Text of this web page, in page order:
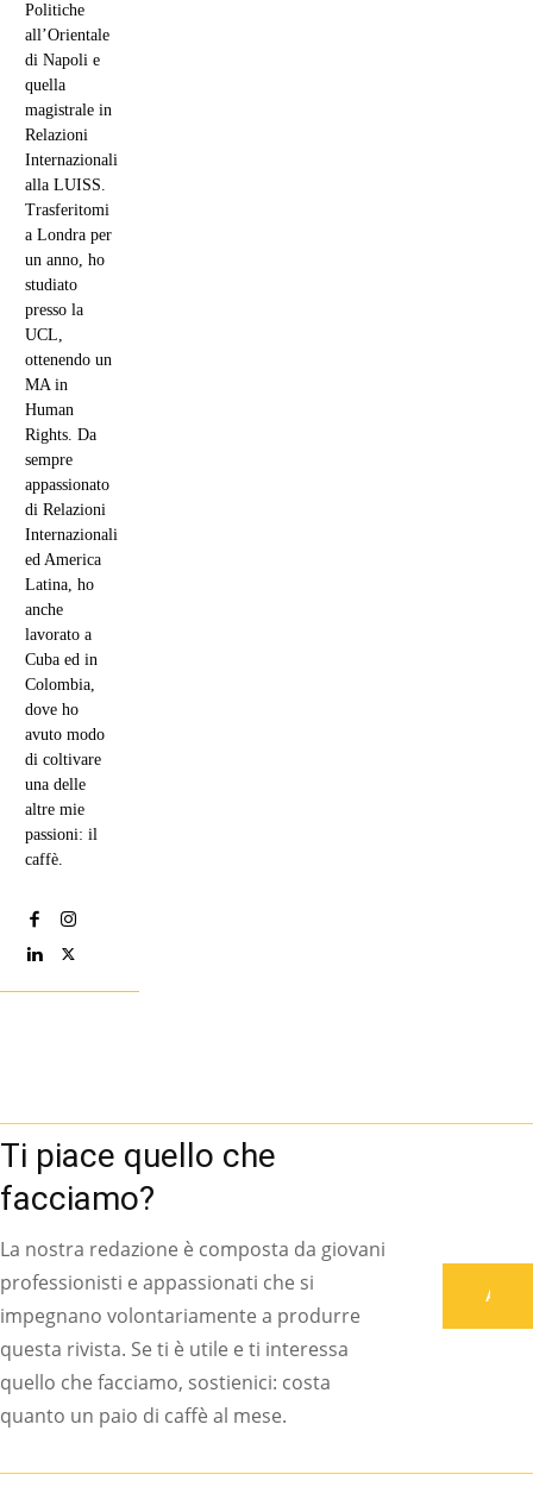
Politiche
all’Orientale
di Napoli e
quella
magistrale in
Relazioni
Internazionali
alla LUISS.
Trasferitomi
a Londra per
un anno, ho
studiato
presso la
UCL,
ottenendo un
MA in
Human
Rights. Da
sempre
appassionato
di Relazioni
Internazionali
ed America
Latina, ho
anche
lavorato a
Cuba ed in
Colombia,
dove ho
avuto modo
di coltivare
una delle
altre mie
passioni: il
caffè.
Ti piace quello che
facciamo?
La nostra redazione è composta da giovani
professionisti e appassionati che si
impegnano volontariamente a produrre
questa rivista. Se ti è utile e ti interessa
quello che facciamo, sostienici: costa
quanto un paio di caffè al mese.